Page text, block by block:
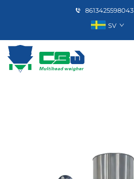
8613425598043
SV